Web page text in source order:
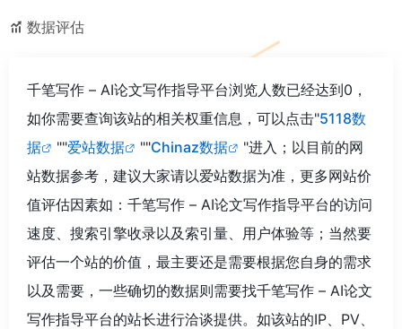
数据评估
千笔写作 – AI论文写作指导平台浏览人数已经达到0，
如你需要查询该站的相关权重信息，可以点击"5118数
据
""爱站数据 ""Chinaz数据
"进入；以目前的网
站数据参考，建议大家请以爱站数据为准，更多网站价
值评估因素如：千笔写作 – AI论文写作指导平台的访问
速度、搜索引擎收录以及索引量、用户体验等；当然要
评估一个站的价值，最主要还是需要根据您自身的需求
以及需要，一些确切的数据则需要找千笔写作 – AI论文
写作指导平台的站长进行洽谈提供。如该站的IP、PV、